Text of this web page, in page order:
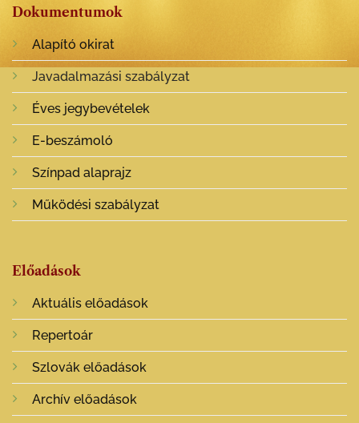
Dokumentumok
Alapító okirat
Javadalmazási szabályzat
Éves jegybevételek
E-beszámoló
Színpad alaprajz
Működési szabályzat
Előadások
Aktuális előadások
Repertoár
Szlovák előadások
Archív előadások